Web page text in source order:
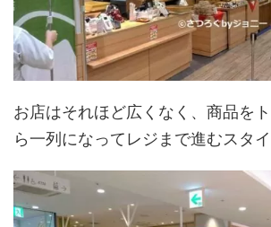
お店はそれほど広くなく、商品を
ら一列になってレジまで進むスタイ